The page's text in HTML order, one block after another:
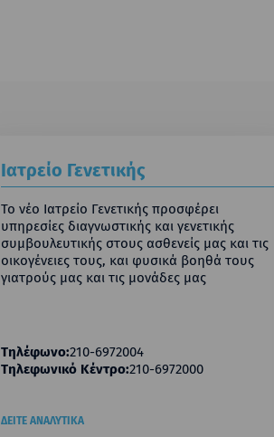
Ιατρείο Γενετικής
Το νέο Ιατρείο Γενετικής προσφέρει
υπηρεσίες διαγνωστικής και γενετικής
συμβουλευτικής στους ασθενείς μας και τις
οικογένειες τους, και φυσικά βοηθά τους
γιατρούς μας και τις μονάδες μας
Τηλέφωνο:210-6972004
Τηλεφωνικό Κέντρο:210-6972000
ΔΕΙΤΕ ΑΝΑΛΥΤΙΚΑ